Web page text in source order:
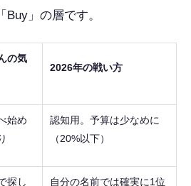
」の層です。
の気
2026年の戦い方
始め
認知用。予算は少なめに
（20%以下）
探し
自分の名前では確実に1位